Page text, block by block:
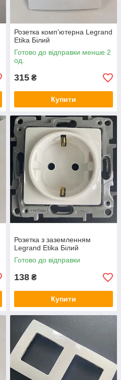
Розетка комп'ютерна Legrand
Etika Білий
Готово до відправки менше 2
од.
315 ₴
Купити
Розетка з заземленням
Legrand Etika Білий
Готово до відправки
138 ₴
Купити